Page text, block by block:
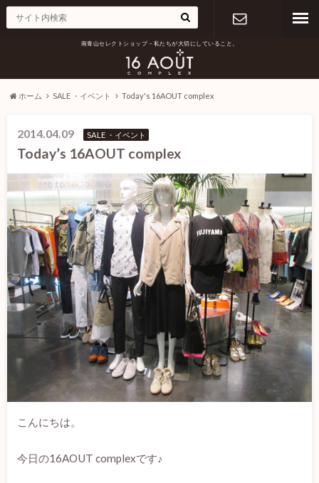
南青山セレクトショップ – 私たちが大切にしていること。
ホーム SALE ・イベント Today's 16AOUT complex
2014.04.09 SALE ・イベント
Today’s 16AOUT complex
こんにちは。
今日の16AOUT complexです♪